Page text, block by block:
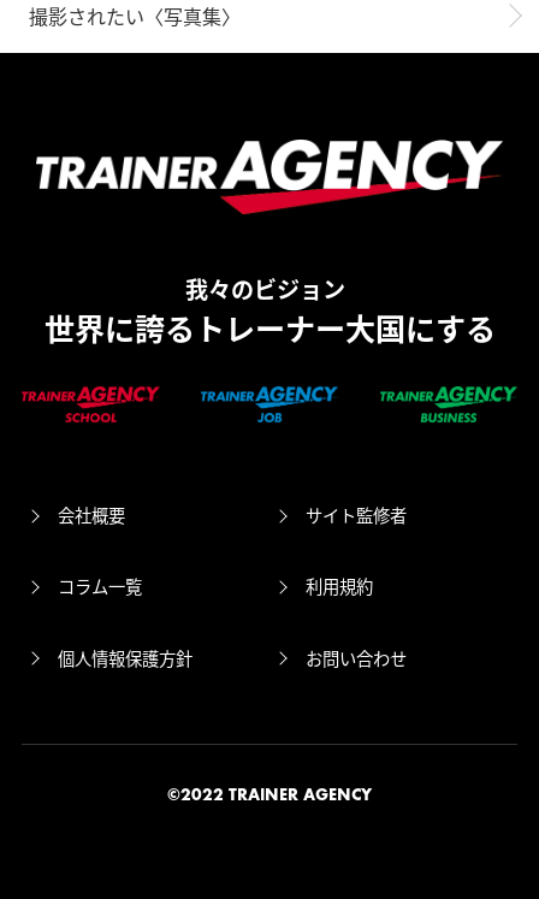
撮影されたい〈写真集〉
我々のビジョン
世界に誇るトレーナー大国にする
会社概要 サイト監修者
コラム一覧 利用規約
個人情報保護方針 お問い合わせ
©2022 TRAINER AGENCY